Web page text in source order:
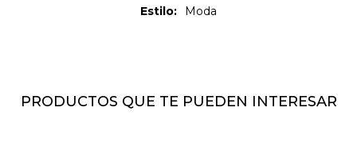
Estilo
Moda
PRODUCTOS QUE TE PUEDEN INTERESAR